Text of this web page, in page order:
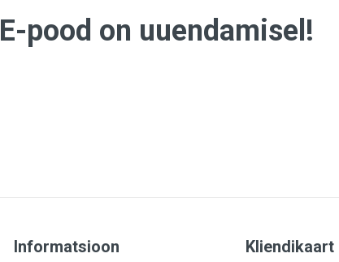
E-pood on uuendamisel!
Informatsioon Kliendikaart